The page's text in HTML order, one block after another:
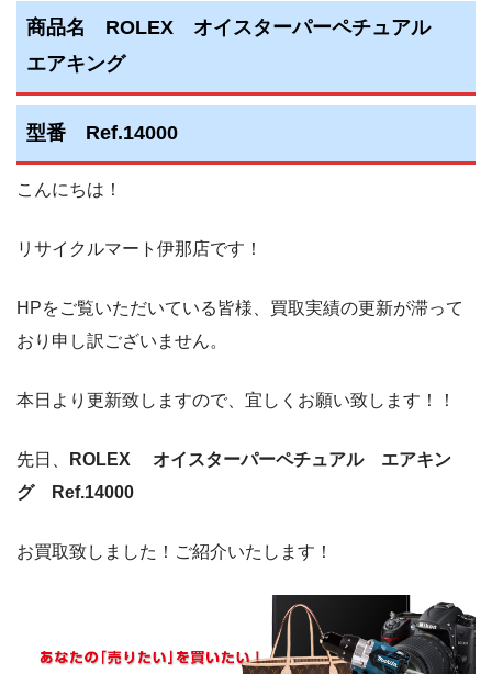
商品名 ROLEX オイスターパーペチュアル
エアキング
型番 Ref.14000
こんにちは！
リサイクルマート伊那店です！
HPをご覧いただいている皆様、買取実績の更新が滞って
おり申し訳ございません。
本日より更新致しますので、宜しくお願い致します！！
先日、
ROLEX オイスターパーペチュアル エアキン
グ Ref.14000
お買取致しました！ご紹介いたします！